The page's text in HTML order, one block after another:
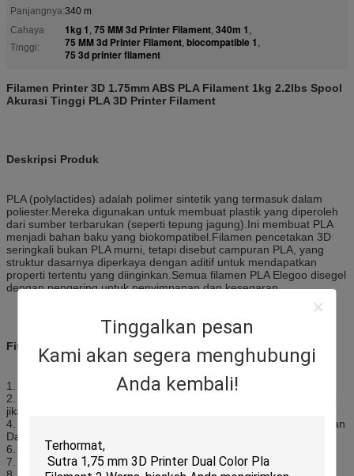
Tinggalkan pesan
Kami akan segera menghubungi
Anda kembali!
Panjangnya:340 m
Cahaya
Tinggi:
1kg 1 , 75 MM 3d Printer Filament, 340m 1 ,
75 MM 3d Printer Filament, biocompatible 1 ,
75 3d printer filament
Filamen Printer 3D 1.75mm ABS PLA Filament 1kg 2.2lbs Spool
Akurasi Tinggi PLA 3D Printer Filament
Deskripsi Produk
PLA (polylactides) adalah polimer sintetik yang termasuk dalam
poliester.Mereka digunakan untuk membuat plastik yang diperoleh
dari sumber terbarukan (seperti tepung jagung).Ini membuat PLA
menjadi bahan baku yang biokompatibel.Filamen pencetakan 3D
seringkali bukan PLA murni, tetapi disebut campuran PLA, yang
struktur dasarnya diperkaya dengan aditif untuk mendapatkan
properti tertentu yang diinginkan.Semua filamen PLA Elegoo disegel
dengan pengering untuk penyimpanan dan kesegaran.
Fitur produk
1. Suhu Ekstrusi yang Direkomendasikan: 205 ± 15 ° C
2. Suhu Ranjang yang Direkomendasikan: Tidak diperlukan, tetapi
jika printer memiliki 3. ranjang pemanas, 40 ± 15 ° C
4. Dimensi Spul (Perkiraan): Diameter Total 200mm x 50mm Bagian
Dalam 5. Diameter Lubang x Tinggi 65mm
6. 1 kg spul
7. Diameter Benar: 1.75mm